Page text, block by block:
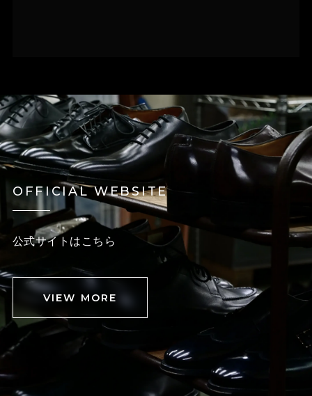
OFFICIAL WEBSITE
公式サイトはこちら
VIEW MORE